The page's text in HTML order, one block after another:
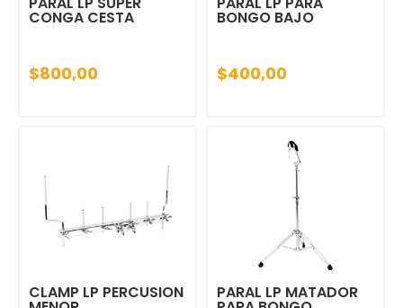
CONGA CESTA
$800,00
BONGO BAJO
$400,00
CLAMP LP PERCUSION PARAL LP MATADOR